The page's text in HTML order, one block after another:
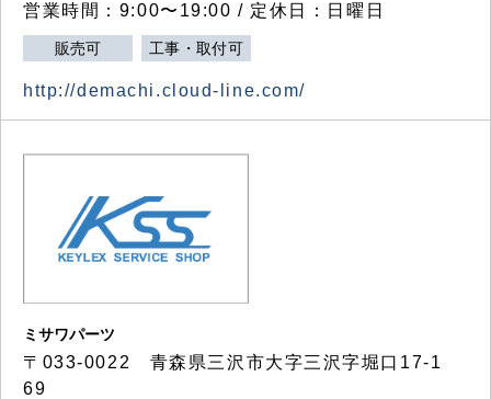
営業時間：9:00〜19:00 / 定休日：日曜日
販売可 工事・取付可
http://demachi.cloud-line.com/
ミサワパーツ
〒033-0022 青森県三沢市大字三沢字堀口17-1
69